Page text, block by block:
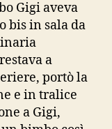
Gigi aveva
bis in sala da
a
portò la
e in tralice
a Gigi,